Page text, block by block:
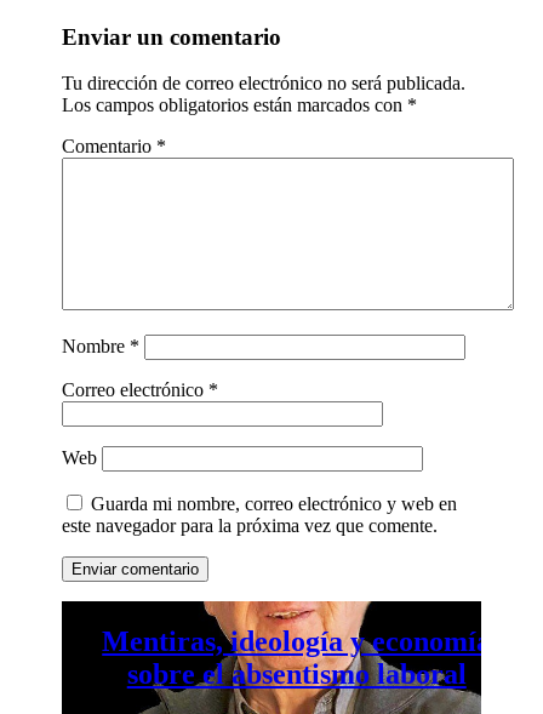
Enviar un comentario
Tu dirección de correo electrónico no será publicada.
Los campos obligatorios están marcados con *
Comentario *
Nombre *
Correo electrónico *
Web
Guarda mi nombre, correo electrónico y web en
este navegador para la próxima vez que comente.
Enviar comentario
Mentiras, ideología y economía
sobre el absentismo laboral